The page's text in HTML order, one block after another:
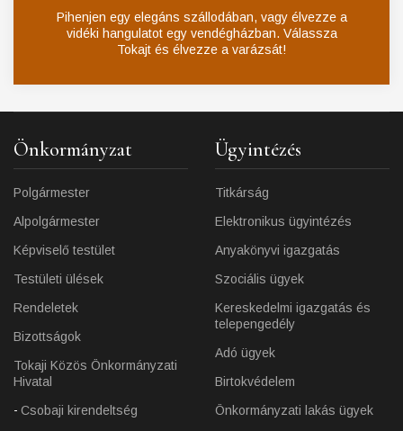
Pihenjen egy elegáns szállodában, vagy élvezze a
vidéki hangulatot egy vendégházban. Válassza
Tokajt és élvezze a varázsát!
Önkormányzat
Polgármester
Alpolgármester
Képviselő testület
Testületi ülések
Rendeletek
Bizottságok
Tokaji Közös Önkormányzati
Hivatal
Csobaji kirendeltség
Ügyintézés
Titkárság
Elektronikus ügyintézés
Anyakönyvi igazgatás
Szociális ügyek
Kereskedelmi igazgatás és
telepengedély
Adó ügyek
Birtokvédelem
Önkormányzati lakás ügyek